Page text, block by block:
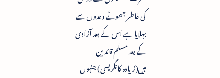
کی خاطر جھوٹے وعدوں سے
بہلایا ہے اس کے بعد آزادی
کے بعد مسلم قائدین
ہیں(زیادہ کانگریسی) جنہوں